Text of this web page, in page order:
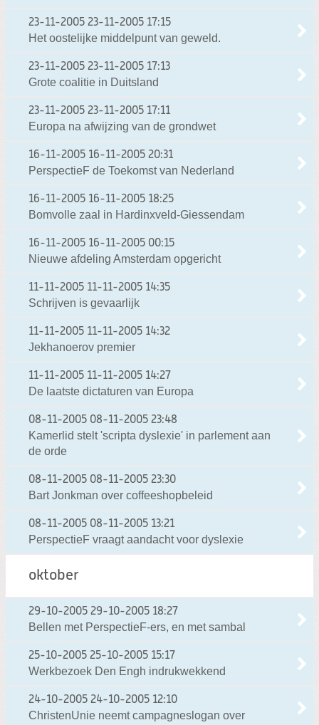
23-11-2005 23-11-2005 17:15
Het oostelijke middelpunt van geweld.
23-11-2005 23-11-2005 17:13
Grote coalitie in Duitsland
23-11-2005 23-11-2005 17:11
Europa na afwijzing van de grondwet
16-11-2005 16-11-2005 20:31
PerspectieF de Toekomst van Nederland
16-11-2005 16-11-2005 18:25
Bomvolle zaal in Hardinxveld-Giessendam
16-11-2005 16-11-2005 00:15
Nieuwe afdeling Amsterdam opgericht
11-11-2005 11-11-2005 14:35
Schrijven is gevaarlijk
11-11-2005 11-11-2005 14:32
Jekhanoerov premier
11-11-2005 11-11-2005 14:27
De laatste dictaturen van Europa
08-11-2005 08-11-2005 23:48
Kamerlid stelt 'scripta dyslexie' in parlement aan
de orde
08-11-2005 08-11-2005 23:30
Bart Jonkman over coffeeshopbeleid
08-11-2005 08-11-2005 13:21
PerspectieF vraagt aandacht voor dyslexie
oktober
29-10-2005 29-10-2005 18:27
Bellen met PerspectieF-ers, en met sambal
25-10-2005 25-10-2005 15:17
Werkbezoek Den Engh indrukwekkend
24-10-2005 24-10-2005 12:10
ChristenUnie neemt campagneslogan over